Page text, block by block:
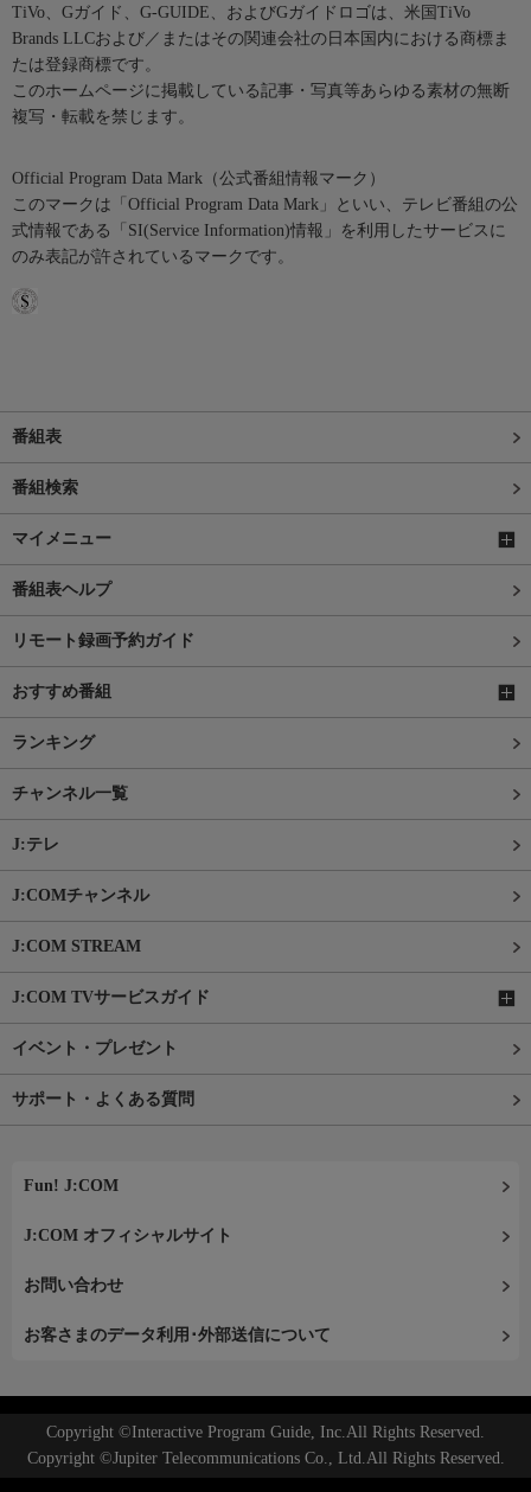
TiVo、Gガイド、G-GUIDE、およびGガイドロゴは、米国TiVo
Brands LLCおよび／またはその関連会社の日本国内における商標ま
たは登録商標です。
このホームページに掲載している記事・写真等あらゆる素材の無断
複写・転載を禁じます。
Official Program Data Mark（公式番組情報マーク）
このマークは「Official Program Data Mark」といい、テレビ番組の公
式情報である「SI(Service Information)情報」を利用したサービスに
のみ表記が許されているマークです。
番組表
番組検索
マイメニュー
番組表ヘルプ
リモート録画予約ガイド
おすすめ番組
ランキング
チャンネル一覧
J:テレ
J:COMチャンネル
J:COM STREAM
J:COM TVサービスガイド
イベント・プレゼント
サポート・よくある質問
Fun! J:COM
J:COM オフィシャルサイト
お問い合わせ
お客さまのデータ利用･外部送信について
Copyright ©Interactive Program Guide, Inc.All Rights Reserved.
Copyright ©Jupiter Telecommunications Co., Ltd.All Rights Reserved.